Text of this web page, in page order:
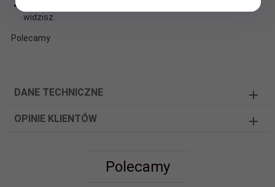
widzisz.
Polecamy
DANE TECHNICZNE
OPINIE KLIENTÓW
Polecamy